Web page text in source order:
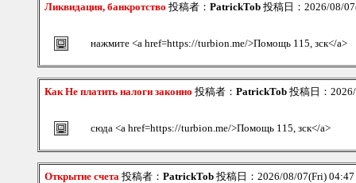
Ликвидация, банкротство 投稿者： PatrickTob 投稿日：2026/08/
нажмите <a href=https://turbion.me/>Помощь 115, зск</a>
Как Не платить налоги законно 投稿者： PatrickTob 投稿日：
сюда <a href=https://turbion.me/>Помощь 115, зск</a>
Открытие счета 投稿者： PatrickTob 投稿日：2026/08/07(Fri)